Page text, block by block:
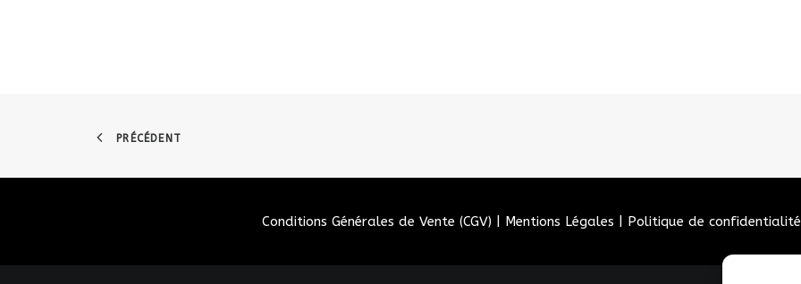
PRÉCÉDENT
Conditions Générales de Vente (CGV) Mentions Légales Politique de confidentialité